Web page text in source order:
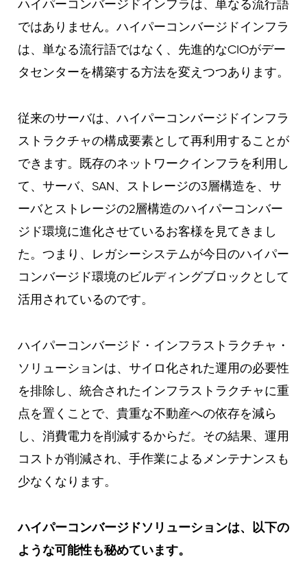
ハイパーコンバージドインフラは、単なる流行語
ではありません。ハイパーコンバージドインフラ
は、単なる流行語ではなく、先進的なCIOがデー
タセンターを構築する方法を変えつつあります。
従来のサーバは、ハイパーコンバージドインフラ
ストラクチャの構成要素として再利用することが
できます。既存のネットワークインフラを利用し
て、サーバ、SAN、ストレージの3層構造を、サ
ーバとストレージの2層構造のハイパーコンバー
ジド環境に進化させているお客様を見てきまし
た。つまり、レガシーシステムが今日のハイパー
コンバージド環境のビルディングブロックとして
活用されているのです。
ハイパーコンバージド・インフラストラクチャ・
ソリューションは、サイロ化された運用の必要性
を排除し、統合されたインフラストラクチャに重
点を置くことで、貴重な不動産への依存を減ら
し、消費電力を削減するからだ。その結果、運用
コストが削減され、手作業によるメンテナンスも
少なくなります。
ハイパーコンバージドソリューションは、以下の
ような可能性も秘めています。